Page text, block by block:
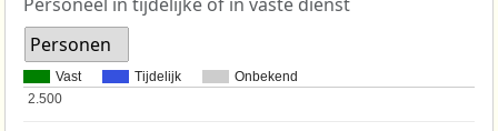
Personen
Vast Tijdelijk Onbekend
2.500
2.500